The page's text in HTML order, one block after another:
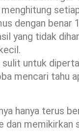
dengan benar
yang tidak
untuk
mencari tahu
hanya terus
dan memikirkan